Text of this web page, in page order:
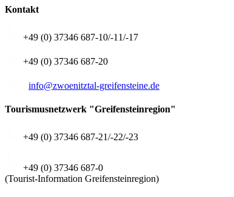
Kontakt
+49 (0) 37346 687-10/-11/-17
+49 (0) 37346 687-20
info@zwoenitztal-greifensteine.de
Tourismusnetzwerk "Greifensteinregion"
+49 (0) 37346 687-21/-22/-23
+49 (0) 37346 687-0
(Tourist-Information Greifensteinregion)